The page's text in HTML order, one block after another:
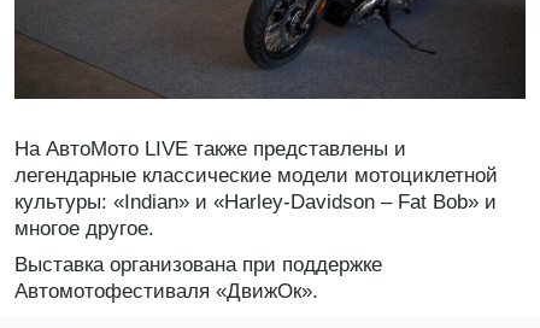
На АвтоМото LIVE также представлены и
легендарные классические модели мотоциклетной
культуры: «Indian» и «Harley-Davidson – Fat Bob» и
многое другое.
Выставка организована при поддержке
Автомотофестиваля «ДвижОк».